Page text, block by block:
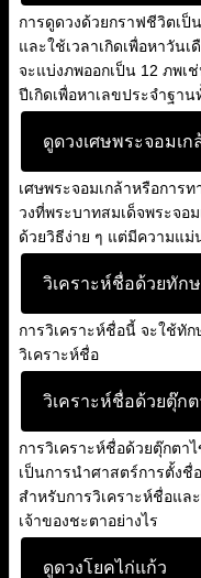
การดูดวงด้วยกราฟชีวิตเป็
และใช้เวลาเกิดเพื่อหาวัน
จะแบ่งภพออกเป็น 12 ภพเ
ปีเกิดเพื่อหาเลขประจำฐา
ดูดวงเศษพระจอมเก
เศษพระจอมเกล้าหรือการ
วงที่พระบาทสมเด็จพระจอ
ด้วยวิธีง่าย ๆ แต่มีความแม่
วิเคราะห์ชื่อด้วยทัก
การวิเคราะห์ชื่อนี้ จะใช้ทั
วิเคราะห์ชื่อ
วิเคราะห์ชื่อด้วยตุ๊ก
การวิเคราะห์ชื่อด้วยตุ๊กตา
เป็นการนำศาสตร์การตั้ง
สำหรับการวิเคราะห์ชื่อแ
เจ้าของชะตาอย่างไร
ดูดวงโยคไก่แก้ว